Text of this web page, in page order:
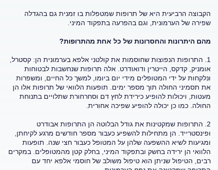
הקבוצה הרביעית היא של תרופות שמטפלות בו זמנית גם בהגדלה
שפירה של הערמונית, וגם בהפרעה בתפקוד המיני.
מהם היתרונות והחסרונות של כל אחת מהתרופות?
1. התרופות הנפוצות שחוסמות את קולטני אלפא בערמונית הן: קסטרל,
אומניק, קדקס, הייטרין ודואודרט. אלה תרופות שנחשבות לבטוחות
ונלקחות על ידי המטופלים מידי יום ביומו, למשך כל החיים, ומשפרות
את תסמיני החולה תוך מספר ימים. תופעות הלוואי של תרופות אלו הן
מעטות, ויכולות להופיע כירידת לחץ דם וסחרחורת שתלויים בתנוחת
החולה. כמו כן יכולה להופיע שפיכה אחורית.
2. התרופות שמקטינות את גודל הבלוטה הן התרופות אבודרט
ופינסטרייד. הן מתחילות להשפיע כעבור מספר חודשים מרגע לקיחתן,
ומגיעות לשיא ההשפעה שלהן על המטופל כעבור חצי שנה. תופעות
הלוואי הן ירידה בחשק ובתפקוד המיני, בחלק קטן מהמטופלים. במקרים
רבים, הטיפול שניתן הוא טיפול משולב של חוסמי אלפא יחד עם